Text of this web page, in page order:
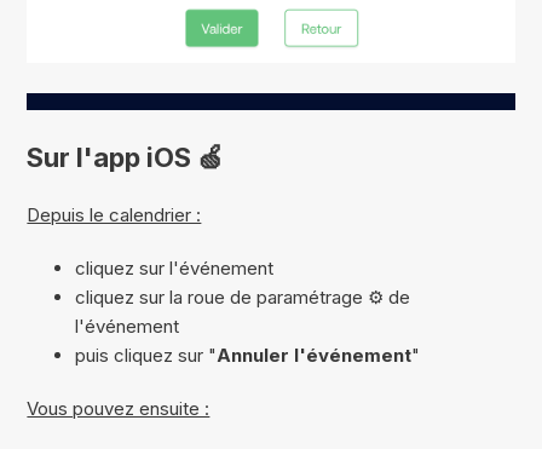
Sur l'app iOS 🍏
Depuis le calendrier :
cliquez sur l'événement
cliquez sur la roue de paramétrage ⚙️ de
l'événement
puis cliquez sur "Annuler l'événement"
Vous pouvez ensuite :